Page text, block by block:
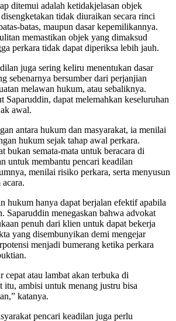
ditemui adalah ketidakjelasan objek
tidak diuraikan secara rinci
batas, maupun dasar kepemilikannya.
memastikan objek yang dimaksud
perkara tidak dapat diperiksa lebih jauh.
juga sering keliru menentukan dasar
sebenarnya bersumber dari perjanjian
melawan hukum, atau sebaliknya.
Saparuddin, dapat melemahkan keseluruhan
awal.
antara hukum dan masyarakat, ia menilai
hukum sejak tahap awal perkara.
bukan semata-mata untuk beracara di
untuk membantu pencari keadilan
menilai risiko perkara, serta menyusun
hukum hanya dapat berjalan efektif apabila
Saparuddin menegaskan bahwa advokat
penuh dari klien untuk dapat bekerja
yang disembunyikan demi mengejar
menjadi bumerang ketika perkara
cepat atau lambat akan terbuka di
itu, ambisi untuk menang justru bisa
katanya.
pencari keadilan juga perlu